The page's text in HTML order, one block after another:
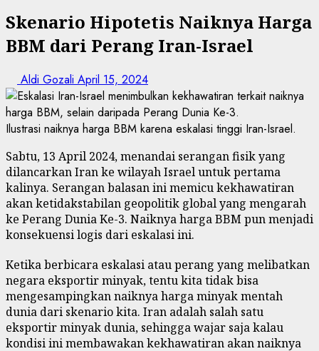
Skenario Hipotetis Naiknya Harga
BBM dari Perang Iran-Israel
Aldi Gozali April 15, 2024
Ilustrasi naiknya harga BBM karena eskalasi tinggi Iran-Israel.
Sabtu, 13 April 2024, menandai serangan fisik yang
dilancarkan Iran ke wilayah Israel untuk pertama
kalinya. Serangan balasan ini memicu kekhawatiran
akan ketidakstabilan geopolitik global yang mengarah
ke Perang Dunia Ke-3. Naiknya harga BBM pun menjadi
konsekuensi logis dari eskalasi ini.
Ketika berbicara eskalasi atau perang yang melibatkan
negara eksportir minyak, tentu kita tidak bisa
mengesampingkan naiknya harga minyak mentah
dunia dari skenario kita. Iran adalah salah satu
eksportir minyak dunia, sehingga wajar saja kalau
kondisi ini membawakan kekhawatiran akan naiknya